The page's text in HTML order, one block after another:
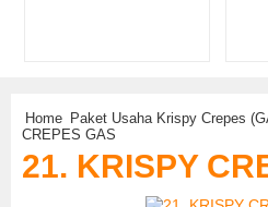
Home Paket Usaha Krispy Crepes
CREPES GAS
21. KRISPY